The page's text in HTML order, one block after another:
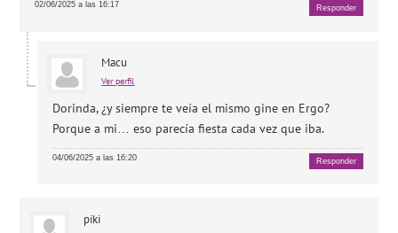
02/06/2025 a las 16:17 Responder
Macu
Ver perfil
Dorinda, ¿y siempre te veía el mismo gine en Ergo?
Porque a mi… eso parecía fiesta cada vez que iba.
04/06/2025 a las 16:20 Responder
piki